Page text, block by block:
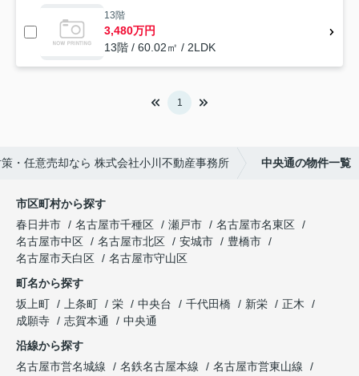
13階
3,480万円
13階 / 60.02㎡ / 2LDK
1
・任意売却なら 株式会社小川不動産事務所 中央通の物件一覧
市区町村から探す
春日井市
名古屋市千種区 瀬戸市
名古屋市名東区
名古屋市中区
名古屋市北区 安城市
豊橋市
名古屋市天白区
名古屋市守山区
町名から探す
坂上町
上条町 栄 中央台 千代田橋 新栄
正木
成願寺
志賀本通
中央通
沿線から探す
名古屋市営名城線
名鉄名古屋本線
名古屋市営東山線